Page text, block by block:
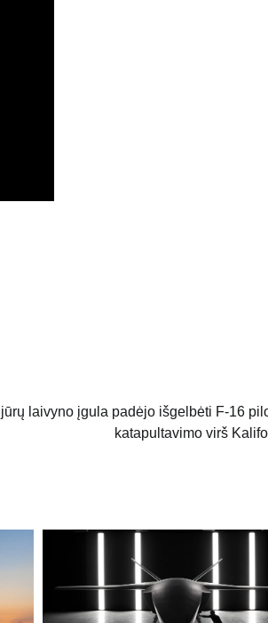
laivyno įgula padėjo išgelbėti F-16
katapultavimo virš